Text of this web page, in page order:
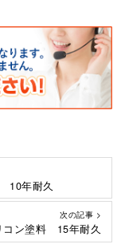
10年耐久
次の記事 >
コン塗料 15年耐久